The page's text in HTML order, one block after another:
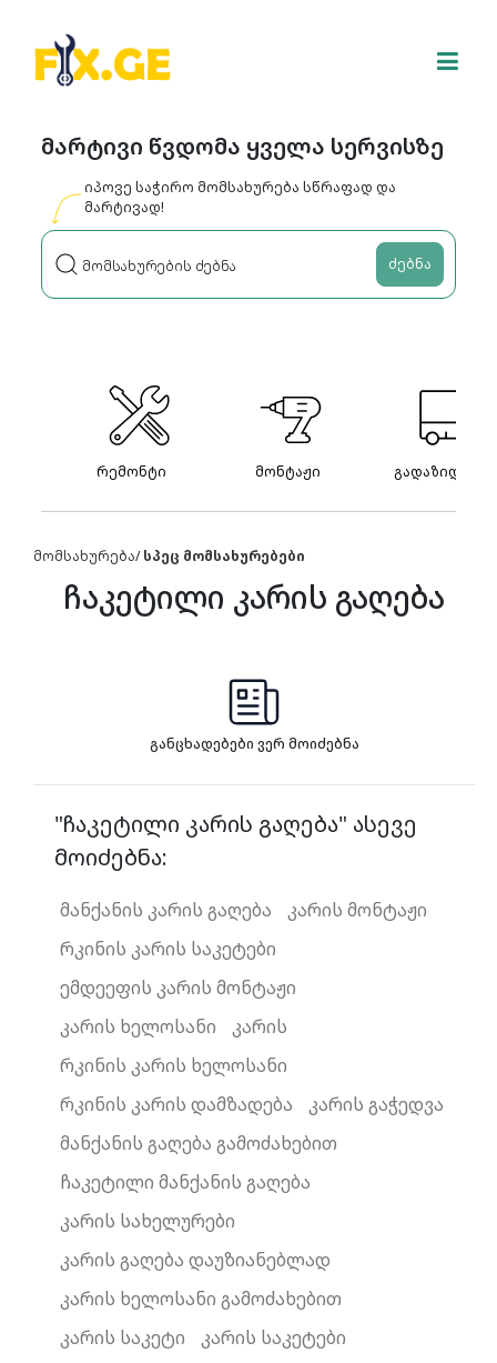
მარტივი წვდომა ყველა სერვისზე
იპოვე საჭირო მომსახურება სწრაფად და
მარტივად!
ძებნა
რემონტი მონტაჟი გადაზიდვები
მომსახურება/სპეც მომსახურებები
ჩაკეტილი კარის გაღება
განცხადებები ვერ მოიძებნა
"ჩაკეტილი კარის გაღება" ასევე
მოიძებნა:
მანქანის კარის გაღება
კარის მონტაჟი
რკინის კარის საკეტები
ემდეეფის კარის მონტაჟი
კარის ხელოსანი
კარის
რკინის კარის ხელოსანი
რკინის კარის დამზადება
კარის გაჭედვა
მანქანის გაღება გამოძახებით
ჩაკეტილი მანქანის გაღება
კარის სახელურები
კარის გაღება დაუზიანებლად
კარის ხელოსანი გამოძახებით
კარის საკეტი
კარის საკეტები